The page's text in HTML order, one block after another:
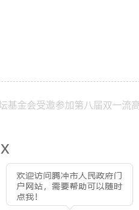
x
基金会受邀参加第八届双一流